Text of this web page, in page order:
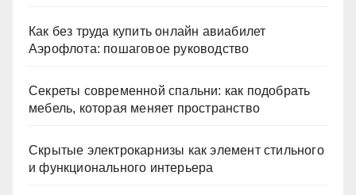
Как без труда купить онлайн авиабилет
Аэрофлота: пошаговое руководство
Секреты современной спальни: как подобрать
мебель, которая меняет пространство
Скрытые электрокарнизы как элемент стильного
и функционального интерьера